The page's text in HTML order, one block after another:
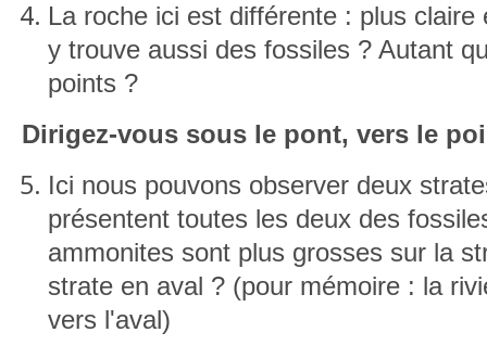
La roche ici est différente : plus claire
y trouve aussi des fossiles ? Autant
points ?
Dirigez-vous sous le pont, vers le
Ici nous pouvons observer deux
présentent toutes les deux des
ammonites sont plus grosses sur la
strate en aval ? (pour mémoire : la
vers l'aval)